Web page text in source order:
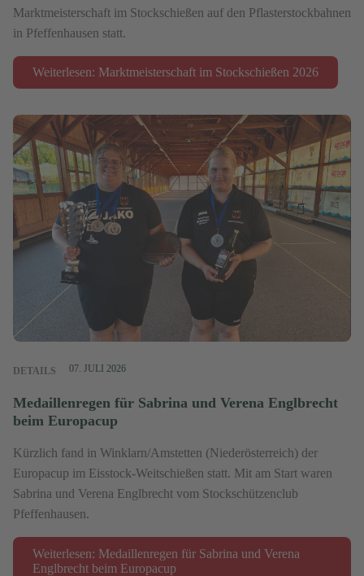
Marktmeisterschaft im Stockschießen auf den Pflasterstockbahnen
in Pfeffenhausen statt.
Weiterlesen: Marktmeisterschaft im Stockschießen 2026
DETAILS 07. JULI 2026
Medaillenregen für Sabrina und Verena Englbrecht
beim Europacup
Kürzlich fand in Winklarn/Amstetten (Niederösterreich) der
Europacup im Eisstock-Weitschießen statt. Mit am Start waren
Sabrina und Verena Englbrecht vom Stockschützenclub
Pfeffenhausen.
Weiterlesen: Medaillenregen für Sabrina und Verena
Englbrecht beim Europacup